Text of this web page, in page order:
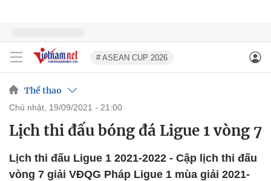
# ASEAN CUP 2026
Thể thao
chủ nhật, 19/09/2021 - 21:00
Lịch thi đấu bóng đá Ligue 1 vòng 7
Lịch thi đấu Ligue 1 2021-2022 - Cập lịch thi đấu
vòng 7 giải VĐQG Pháp Ligue 1 mùa giải 2021-